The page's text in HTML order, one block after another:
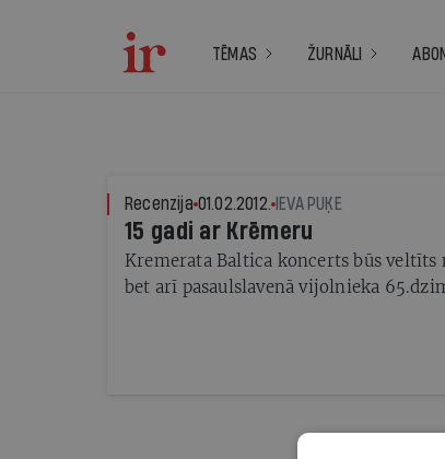
TĒMAS ŽURNĀLI
Recenzija 01.02.2012. IEVA PUĶE
15 gadi ar Krēmeru
Kremerata Baltica koncerts būs
bet arī pasaulslavenā vijolnieka